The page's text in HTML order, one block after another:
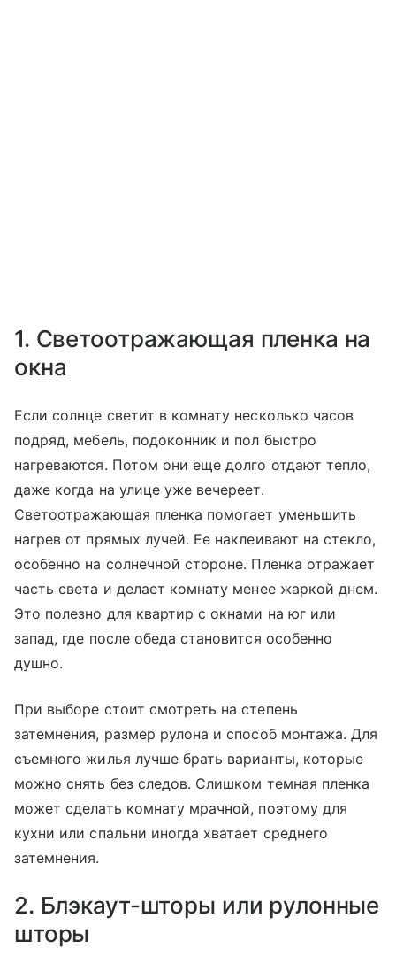
1. Светоотражающая пленка на
окна
Если солнце светит в комнату несколько часов
подряд, мебель, подоконник и пол быстро
нагреваются. Потом они еще долго отдают тепло,
даже когда на улице уже вечереет.
Светоотражающая пленка помогает уменьшить
нагрев от прямых лучей. Ее наклеивают на стекло,
особенно на солнечной стороне. Пленка отражает
часть света и делает комнату менее жаркой днем.
Это полезно для квартир с окнами на юг или
запад, где после обеда становится особенно
душно.
При выборе стоит смотреть на степень
затемнения, размер рулона и способ монтажа. Для
съемного жилья лучше брать варианты, которые
можно снять без следов. Слишком темная пленка
может сделать комнату мрачной, поэтому для
кухни или спальни иногда хватает среднего
затемнения.
2. Блэкаут-шторы или рулонные
шторы